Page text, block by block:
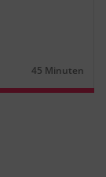
Dauer:
45 Minuten